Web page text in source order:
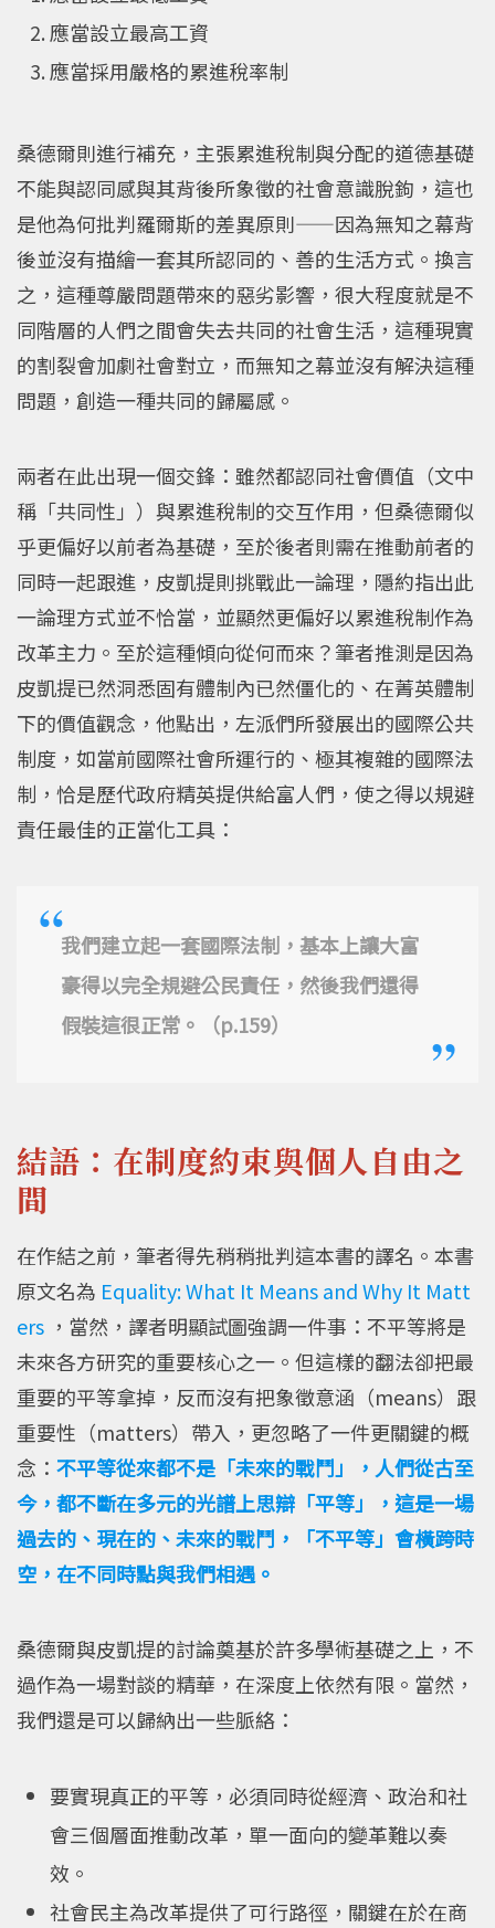
應當設立最高工資
應當採用嚴格的累進稅率制
桑德爾則進行補充，主張累進稅制與分配的道德基礎
不能與認同感與其背後所象徵的社會意識脫鉤，這也
是他為何批判羅爾斯的差異原則——因為無知之幕背
後並沒有描繪一套其所認同的、善的生活方式。換言
之，這種尊嚴問題帶來的惡劣影響，很大程度就是不
同階層的人們之間會失去共同的社會生活，這種現實
的割裂會加劇社會對立，而無知之幕並沒有解決這種
問題，創造一種共同的歸屬感。
兩者在此出現一個交鋒：雖然都認同社會價值（文中
稱「共同性」）與累進稅制的交互作用，但桑德爾似
乎更偏好以前者為基礎，至於後者則需在推動前者的
同時一起跟進，皮凱提則挑戰此一論理，隱約指出此
一論理方式並不恰當，並顯然更偏好以累進稅制作為
改革主力。至於這種傾向從何而來？筆者推測是因為
皮凱提已然洞悉固有體制內已然僵化的、在菁英體制
下的價值觀念，他點出，左派們所發展出的國際公共
制度，如當前國際社會所運行的、極其複雜的國際法
制，恰是歷代政府精英提供給富人們，使之得以規避
責任最佳的正當化工具：
我們建立起一套國際法制，基本上讓大富
豪得以完全規避公民責任，然後我們還得
假裝這很正常。（p.159）
結語：在制度約束與個人自由之
間
在作結之前，筆者得先稍稍批判這本書的譯名。本書
原文名為 Equality: What It Means and Why It Matt
ers ，當然，譯者明顯試圖強調一件事：不平等將是
未來各方研究的重要核心之一。但這樣的翻法卻把最
重要的平等拿掉，反而沒有把象徵意涵（means）跟
重要性（matters）帶入，更忽略了一件更關鍵的概
念： 不平等從來都不是「未來的戰鬥」，人們從古至
今，都不斷在多元的光譜上思辯「平等」，這是一場
過去的、現在的、未來的戰鬥，「不平等」會橫跨時
空，在不同時點與我們相遇。
桑德爾與皮凱提的討論奠基於許多學術基礎之上，不
過作為一場對談的精華，在深度上依然有限。當然，
我們還是可以歸納出一些脈絡：
要實現真正的平等，必須同時從經濟、政治和社
會三個層面推動改革，單一面向的變革難以奏
效。
社會民主為改革提供了可行路徑，關鍵在於在商